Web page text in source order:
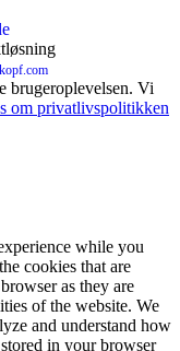
brugeroplevelsen. Vi
om privatlivspolitikken
while you
cookies that are
as they are
of the website. We
and understand how
in your browser